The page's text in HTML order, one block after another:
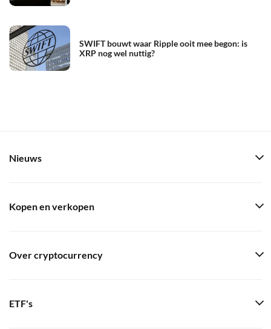
SWIFT bouwt waar Ripple ooit mee begon: is
XRP nog wel nuttig?
Nieuws
Kopen en verkopen
Over cryptocurrency
ETF's